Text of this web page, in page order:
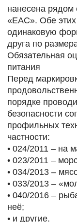
нанесена
«ЕАС». Обе
одинаковую
друга по
Обязательная
питания
Перед
порядке
безопасности
профильных
частности:
• 024/2011 – на
• 023/2011 –
• 034/2013 –
• 033/2013 –
• 040/2016 –
неё;
• и другие.